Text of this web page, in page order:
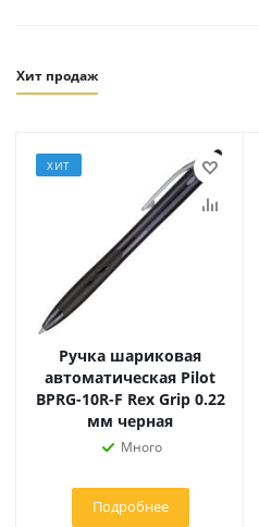
Хит продаж
ХИТ
Ручка шариковая
автоматическая Pilot
BPRG-10R-F Rex Grip 0.22
мм черная
Много
Подробнее